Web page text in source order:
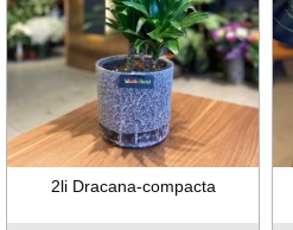
2li Dracana-compacta